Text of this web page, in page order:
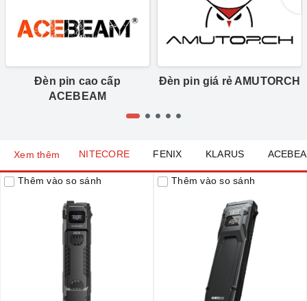
Đèn pin cao cấp
ACEBEAM
Đèn pin giá rẻ AMUTORCH
NITECORE FENIX KLARUS
Xem thêm
Thêm vào so sánh Thêm vào so sánh